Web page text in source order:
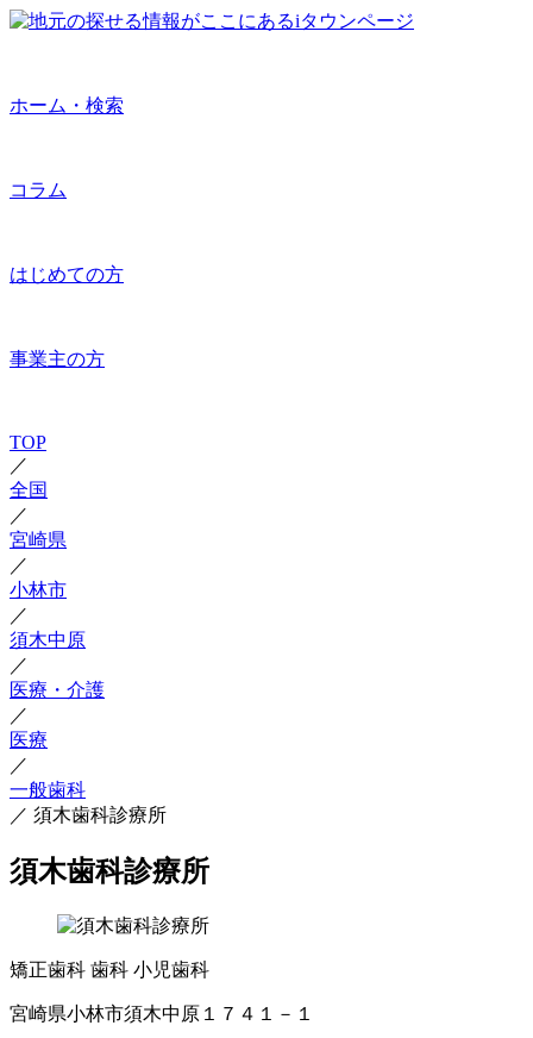
ホーム・検索
コラム
はじめての方
事業主の方
TOP
／
全国
／
宮崎県
／
小林市
／
須木中原
／
医療・介護
／
医療
／
一般歯科
／ 須木歯科診療所
須木歯科診療所
矯正歯科 歯科 小児歯科
宮崎県小林市須木中原１７４１－１